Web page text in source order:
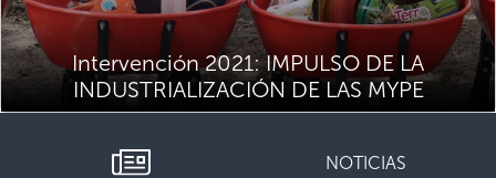
Intervención 2021: IMPULSO DE LA
INDUSTRIALIZACIÓN DE LAS MYPE
NOTICIAS